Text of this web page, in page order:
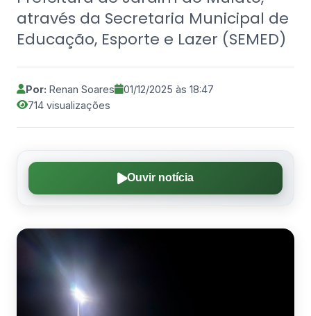
através da Secretaria Municipal de
Educação, Esporte e Lazer (SEMED)
Por: Renan Soares
01/12/2025 às 18:47
714 visualizações
Ouvir notícia